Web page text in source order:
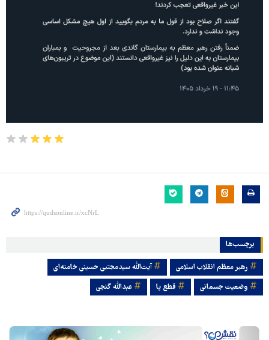
برچسب‌ها
رهبر معظم انقلاب اسلامی
آیت‌الله سیدمجتبی حسینی خامنه‌ای
وضعیت جسمانی
قطع پا عبدالله گنجی